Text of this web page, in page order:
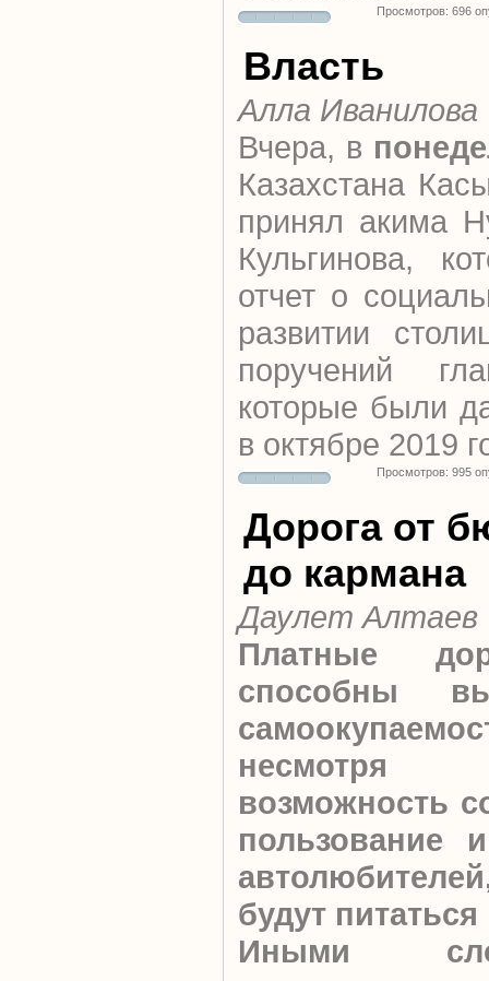
Просмотров: 696
Власть
Алла Иванилова
Вчера, в
Казахстана
принял акима
Кульгинова,
отчет о
развитии
поручений
которые были
в октябре 2019
Просмотров: 995
Дорога от
до кармана
Даулет Алтаев
Платные
способны
возможность
пользование
будут
Иными